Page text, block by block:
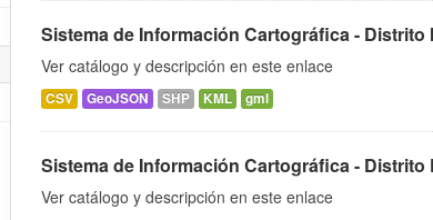
Sistema de Información Cartográfica - Distrito
Ver catálogo y descripción en este enlace
CSV GeoJSON SHP KML gml
Sistema de Información Cartográfica - Distrito
Ver catálogo y descripción en este enlace